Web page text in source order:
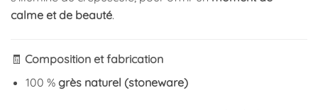
calme et de beauté.
🧾 Composition et fabrication
100 % grès naturel (stoneware)